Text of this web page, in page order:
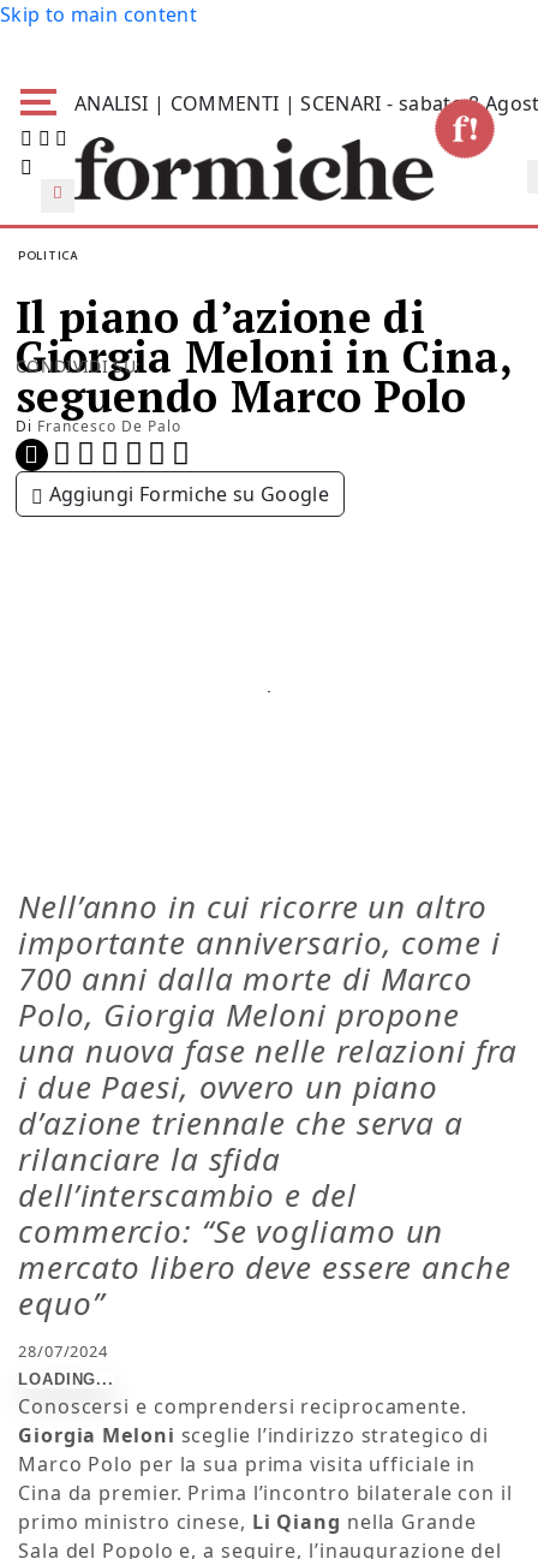
Skip to main content
ANALISI | COMMENTI | SCENARI - sabato 8
POLITICA
Il piano d’azione di
Giorgia Meloni in Cina,
seguendo Marco Polo
Di Francesco De Palo
CONDIVIDI SU:
Aggiungi Formiche su Google
Nell’anno in cui ricorre un altro
importante anniversario, come i
700 anni dalla morte di Marco
Polo, Giorgia Meloni propone
una nuova fase nelle relazioni fra
i due Paesi, ovvero un piano
d’azione triennale che serva a
rilanciare la sfida
dell’interscambio e del
commercio: “Se vogliamo un
mercato libero deve essere anche
equo”
28/07/2024
Conoscersi e comprendersi reciprocamente.
Giorgia Meloni sceglie l’indirizzo strategico di
Marco Polo per la sua prima visita ufficiale in
Cina da premier. Prima l’incontro bilaterale con il
primo ministro cinese, Li Qiang nella Grande
Sala del Popolo e, a seguire, l’inaugurazione del